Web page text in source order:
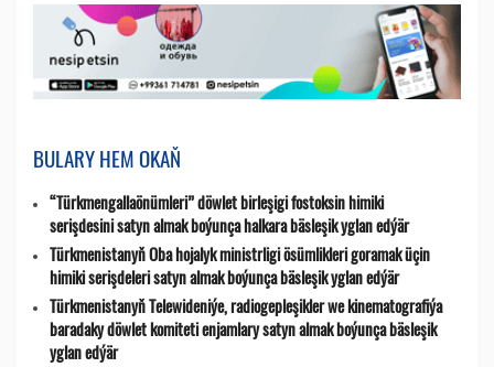
BULARY HEM OKAŇ
“Türkmengallaönümleri” döwlet birleşigi fostoksin himiki
serişdesini satyn almak boýunça halkara bäsleşik yglan edýär
Türkmenistanyň Oba hojalyk ministrligi ösümlikleri goramak üçin
himiki serişdeleri satyn almak boýunça bäsleşik yglan edýär
Türkmenistanyň Telewideniýe, radio­gepleşikler we kinematografiýa
baradaky döwlet komiteti enjamlary satyn almak boýunça bäsleşik
yglan edýär